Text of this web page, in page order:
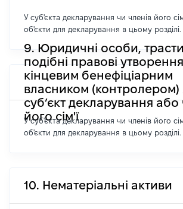
У суб'єкта декларування чи членів його
об'єкти для декларування в цьому розділі.
9. Юридичні особи,
подібні правові
кінцевим бенефіціарним
власником (контролером)
суб’єкт декларування
його сім'ї
У суб'єкта декларування чи членів його
об'єкти для декларування в цьому розділі.
10. Нематеріальні активи